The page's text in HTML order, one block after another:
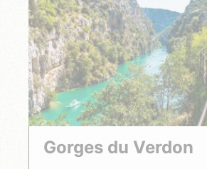
Gorges du Verdon